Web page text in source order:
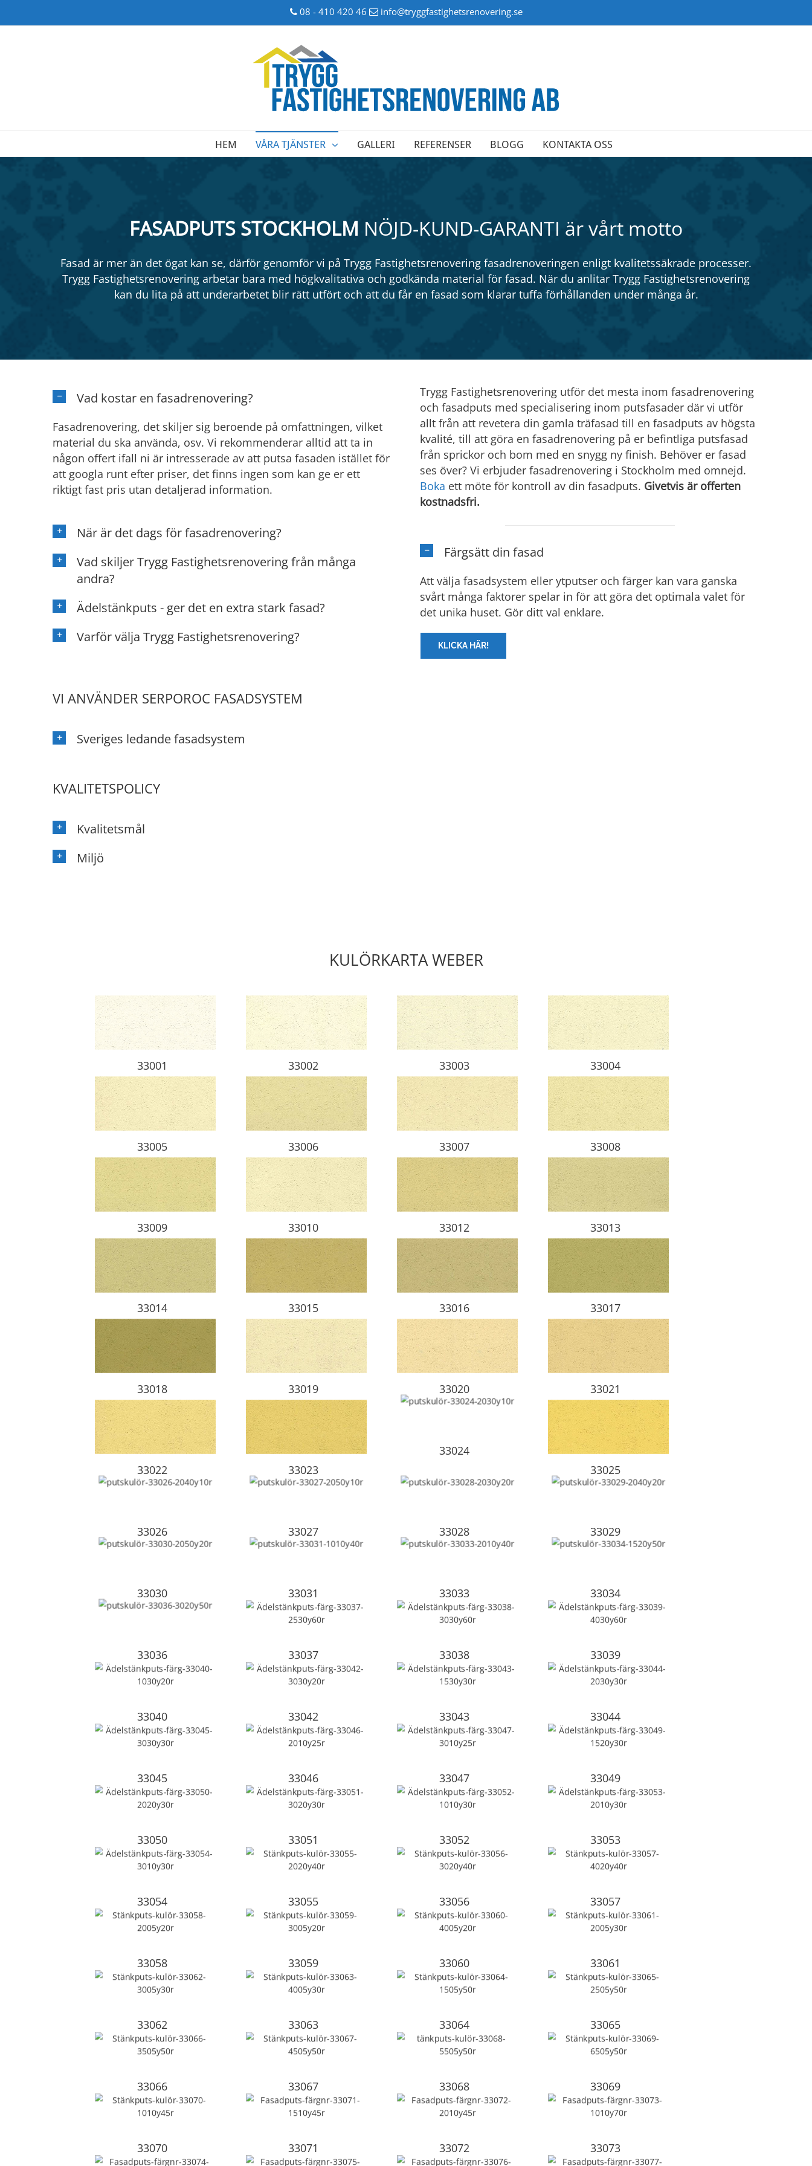
08 - 410 420 46 info@tryggfastighetsrenovering.se
HEM VÅRA TJÄNSTER GALLERI REFERENSER BLOGG KONTAKTA OSS
FASADPUTS STOCKHOLM NÖJD-KUND-GARANTI är vårt motto
Fasad är mer än det ögat kan se, därför genomför vi på Trygg Fastighetsrenovering fasadrenoveringen enligt kvalitetssäkrade processer.
Trygg Fastighetsrenovering arbetar bara med högkvalitativa och godkända material för fasad. När du anlitar Trygg Fastighetsrenovering
kan du lita på att underarbetet blir rätt utfört och att du får en fasad som klarar tuffa förhållanden under många år.
Vad kostar en fasadrenovering?
Fasadrenovering, det skiljer sig beroende på omfattningen, vilket
material du ska använda, osv. Vi rekommenderar alltid att ta in
någon offert ifall ni är intresserade av att putsa fasaden istället för
att googla runt efter priser, det finns ingen som kan ge er ett
riktigt fast pris utan detaljerad information.
När är det dags för fasadrenovering?
Vad skiljer Trygg Fastighetsrenovering från många
andra?
Ädelstänkputs - ger det en extra stark fasad?
Varför välja Trygg Fastighetsrenovering?
Trygg Fastighetsrenovering utför det mesta inom fasadrenovering
och fasadputs med specialisering inom putsfasader där vi utför
allt från att revetera din gamla träfasad till en fasadputs av högsta
kvalité, till att göra en fasadrenovering på er befintliga putsfasad
från sprickor och bom med en snygg ny finish. Behöver er fasad
ses över? Vi erbjuder fasadrenovering i Stockholm med omnejd.
Boka ett möte för kontroll av din fasadputs. Givetvis är offerten
kostnadsfri.
Färgsätt din fasad
Att välja fasadsystem eller ytputser och färger kan vara ganska
svårt många faktorer spelar in för att göra det optimala valet för
det unika huset. Gör ditt val enklare.
KLICKA HÄR!
VI ANVÄNDER SERPOROC FASADSYSTEM
Sveriges ledande fasadsystem
KVALITETSPOLICY
Kvalitetsmål
Miljö
KULÖRKARTA WEBER
33001 33002 33003 33004
33005 33006 33007 33008
33009 33010 33012 33013
33014 33015 33016 33017
33018 33019 33020 33021
33022 33023
33024
33025
33026 33027 33028 33029
33030 33031 33033 33034
33036 33037 33038 33039
33040 33042 33043 33044
33045 33046 33047 33049
33050 33051 33052 33053
33054 33055 33056 33057
33058 33059 33060 33061
33062 33063 33064 33065
33066 33067 33068 33069
33070 33071 33072 33073